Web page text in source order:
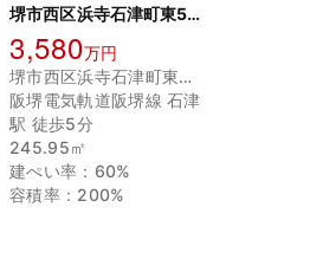
堺市西区浜寺石津町東5丁 売土地
3,580万円
堺市西区浜寺石津町東５丁
阪堺電気軌道阪堺線 石津
駅 徒歩5分
245.95㎡
建ぺい率：60%
容積率：200%